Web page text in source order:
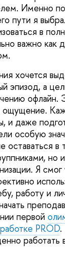
Именно
пути я
в
важно как
хочется
эпизод, а
офлайн.
ощущение.
и даже
особую
оставаться в
но
Я
работу и
первой
PROD.
работать